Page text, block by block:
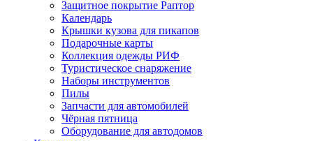
Защитное покрытие Раптор
Календарь
Крышки кузова для пикапов
Подарочные карты
Коллекция одежды РИФ
Туристическое снаряжение
Наборы инструментов
Пилы
Запчасти для автомобилей
Чёрная пятница
Оборудование для автодомов